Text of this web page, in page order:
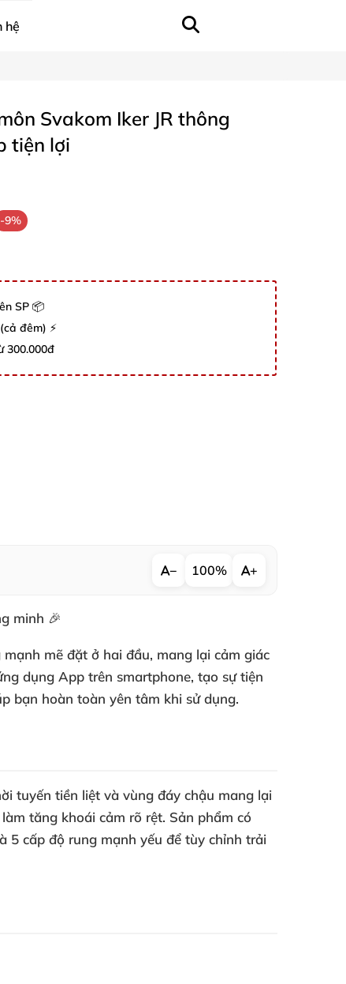
hệ
Svakom Iker JR thông
tiện lợi
-9%
SP 📦
đêm) ⚡
300.000đ
− 100% +
minh 🎉
mẽ đặt ở hai đầu, mang lại cảm giác
dụng App trên smartphone, tạo sự tiện
bạn hoàn toàn yên tâm khi sử dụng.
tuyến tiền liệt và vùng đáy chậu mang lại
tăng khoái cảm rõ rệt. Sản phẩm có
5 cấp độ rung mạnh yếu để tùy chỉnh trải